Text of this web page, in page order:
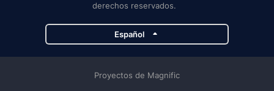
derechos reservados.
Español
Proyectos de Magnific